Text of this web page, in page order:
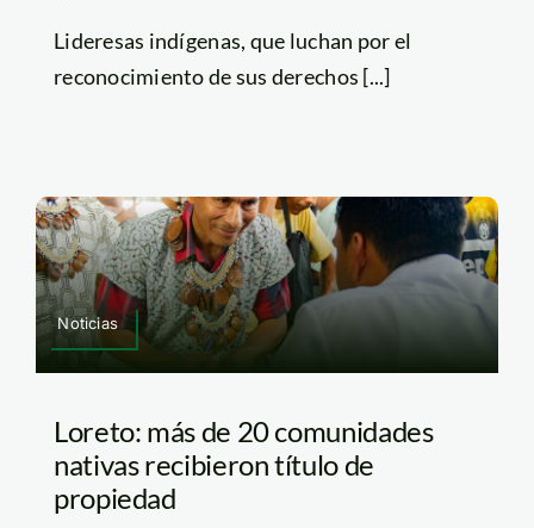
Lideresas indígenas, que luchan por el
reconocimiento de sus derechos [...]
Noticias
Loreto: más de 20 comunidades
nativas recibieron título de
propiedad